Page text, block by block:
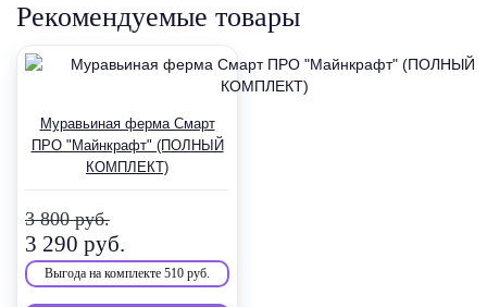
Рекомендуемые товары
Муравьиная ферма Смарт
ПРО "Майнкрафт" (ПОЛНЫЙ
КОМПЛЕКТ)
3 800 руб.
3 290 руб.
Выгода на комплекте 510 руб.